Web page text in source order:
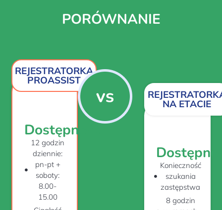
PORÓWNANIE
Dostępność
12 godzin
dziennie:
pn-pt +
soboty:
8.00-
15.00
REJESTRATORKA
PROASSIST
Konieczność
szukania
zastępstwa
8 godzin
NA ETACIE